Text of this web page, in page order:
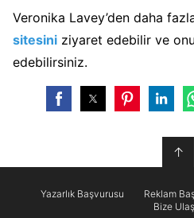
Veronika Lavey’den daha
sitesini ziyaret edebilir ve onu
edebilirsiniz.
↑
Yazarlık Başvurusu Reklam
Bize